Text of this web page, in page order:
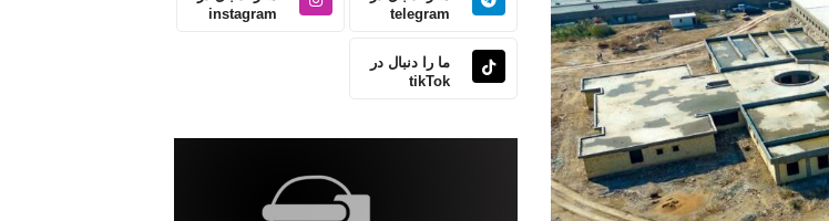
telegram
instagram
ما را دنبال در
tikTok